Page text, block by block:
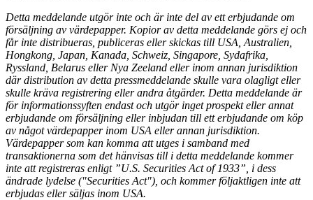
Detta meddelande utgör inte och är inte del av ett erbjudande om
försäljning av värdepapper. Kopior av detta meddelande görs ej och
får inte distribueras, publiceras eller skickas till USA, Australien,
Hongkong, Japan, Kanada, Schweiz, Singapore, Sydafrika,
Ryssland, Belarus eller Nya Zeeland eller inom annan jurisdiktion
där distribution av detta pressmeddelande skulle vara olagligt eller
skulle kräva registrering eller andra åtgärder. Detta meddelande är
för informationssyften endast och utgör inget prospekt eller annat
erbjudande om försäljning eller inbjudan till ett erbjudande om köp
av något värdepapper inom USA eller annan jurisdiktion.
Värdepapper som kan komma att utges i samband med
transaktionerna som det hänvisas till i detta meddelande kommer
inte att registreras enligt ”U.S. Securities Act of 1933”, i dess
ändrade lydelse ("Securities Act"), och kommer följaktligen inte att
erbjudas eller säljas inom USA.